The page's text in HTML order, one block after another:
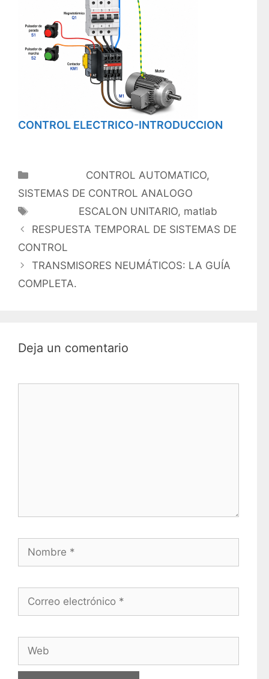
CONTROL ELECTRICO-INTRODUCCION
CategoríasCONTROL AUTOMATICO,
SISTEMAS DE CONTROL ANALOGO
EtiquetasESCALON UNITARIO, matlab
RESPUESTA TEMPORAL DE SISTEMAS DE
CONTROL
TRANSMISORES NEUMÁTICOS: LA GUÍA
COMPLETA.
Deja un comentario